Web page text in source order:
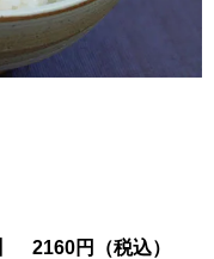
2160円（税込）